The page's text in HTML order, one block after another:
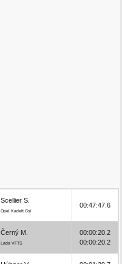
Scellier S.
Opel Kadett Gsi
00:47:47.6
Černý M.
Lada VFTS
00:00:20.2
00:00:20.2